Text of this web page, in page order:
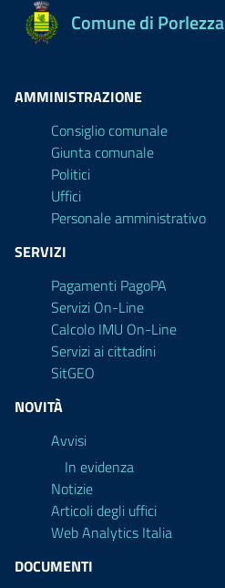
Comune di Porlezza
AMMINISTRAZIONE
Consiglio comunale
Giunta comunale
Politici
Uffici
Personale amministrativo
SERVIZI
Pagamenti PagoPA
Servizi On-Line
Calcolo IMU On-Line
Servizi ai cittadini
SitGEO
NOVITÀ
Avvisi
In evidenza
Notizie
Articoli degli uffici
Web Analytics Italia
DOCUMENTI